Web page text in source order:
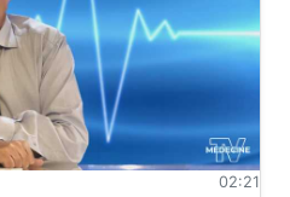
02:21